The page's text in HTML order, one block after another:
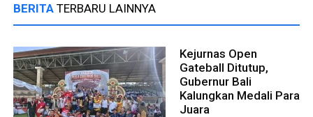
BERITA TERBARU LAINNYA
Kejurnas Open
Gateball Ditutup,
Gubernur Bali
Kalungkan Medali Para
Juara